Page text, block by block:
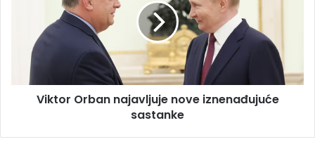
iznenađujuće
sastanke
Viktor Orban najavljuje nove iznenađujuće
sastanke